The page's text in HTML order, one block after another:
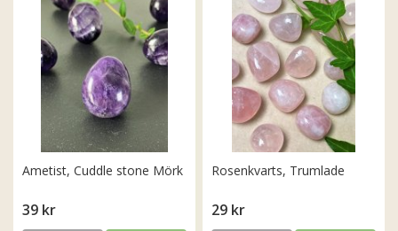
Ametist, Cuddle stone Mörk
39 kr
Rosenkvarts, Trumlade
29 kr